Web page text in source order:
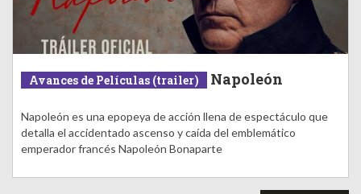
Avances de Películas (trailer) Napoleón
Napoleón es una epopeya de acción llena de espectáculo que
detalla el accidentado ascenso y caída del emblemático
emperador francés Napoleón Bonaparte